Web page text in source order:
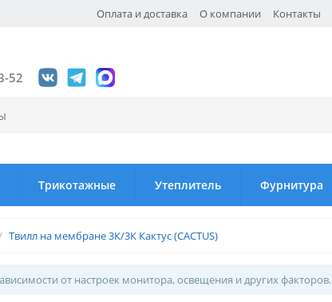
Оплата и доставка О компании Контакты
52
Трикотажные Утеплитель Фурнитура
Твилл на мембране 3К/3К Кактус (CACTUS)
от настроек монитора, освещения и других факторов.